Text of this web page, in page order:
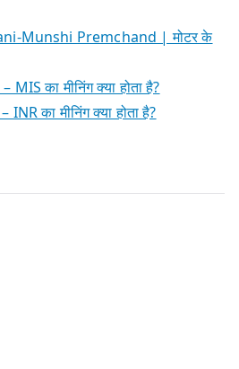
Munshi Premchand | मोटर के
का मीनिंग क्या होता है?
का मीनिंग क्या होता है?